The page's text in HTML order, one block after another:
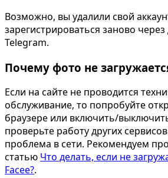
Возможно, вы удалили свой
зарегистрироваться заново
Telegram.
Почему фото не
Если на сайте не проводится
обслуживание, то попробуйте
браузере или включить/
проверьте работу других
проблема в сети. Рекомендуем
статью Что делать, если не
Facee?.